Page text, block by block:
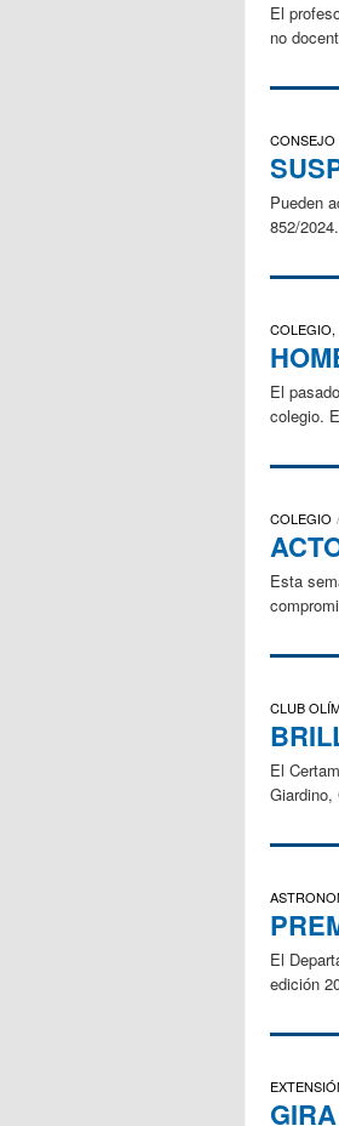
El
no
CONSEJO
Pueden
852/2024.
COLEGIO,
El
colegio.
COLEGIO
Esta
CLUB
El
Giardino,
El
edición